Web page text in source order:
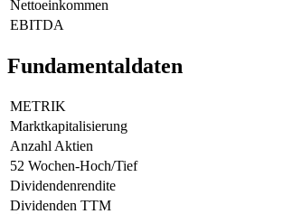
Nettoeinkommen
EBITDA
Fundamentaldaten
METRIK
Marktkapitalisierung
Anzahl Aktien
52 Wochen-Hoch/Tief
Dividendenrendite
Dividenden TTM